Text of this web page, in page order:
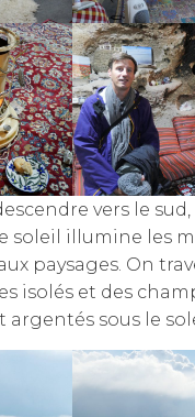
vers le sud,
soleil illumine les
paysages. On
isolés et des
sous le